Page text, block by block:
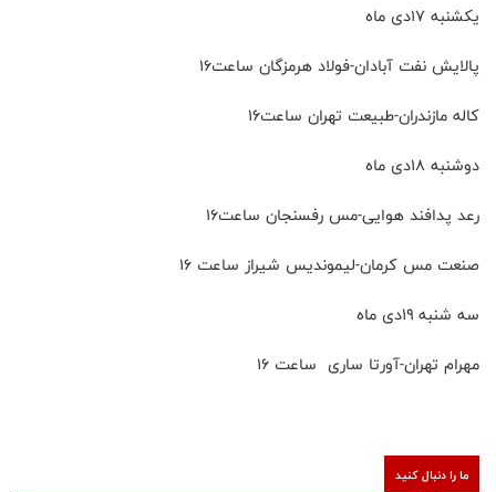
یکشنبه ۱۷دی ماه
پالایش نفت آبادان-فولاد هرمزگان ساعت۱۶
کاله مازندران-طبیعت تهران ساعت۱۶
دوشنبه ۱۸دی ماه
رعد پدافند هوایی-مس رفسنجان ساعت۱۶
صنعت مس کرمان-لیموندیس شیراز ساعت ۱۶
سه شنبه ۱۹دی ماه
مهرام تهران-آورتا ساری ساعت ۱۶
ما را دنبال کنید